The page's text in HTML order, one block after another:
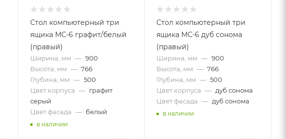
Стол компьютерный три
ящика МС-6 графит/белый
(правый)
Ширина, мм — 900
Высота, мм — 766
Глубина, мм — 500
Цвет корпуса — графит
серый
Цвет фасада — белый
в наличии
Стол компьютерный три
ящика МС-6 дуб сонома
(правый)
Ширина, мм — 900
Высота, мм — 766
Глубина, мм — 500
Цвет корпуса — дуб сонома
Цвет фасада — дуб сонома
в наличии